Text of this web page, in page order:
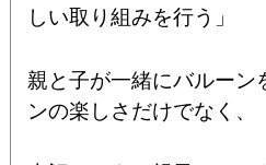
しい取り組みを行う」
親と子が一緒にバルーン
ンの楽しさだけでなく、